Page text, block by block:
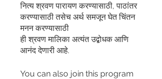
नित्य श्रवण पारायण करण्यासाठी, पाठांतर
करण्यासाठी तसेच अर्थ समजून घेत चिंतन
मनन करण्यासाठी
ही श्रवण मालिका अत्यंत उद्बोधक आणि
You can also join this program